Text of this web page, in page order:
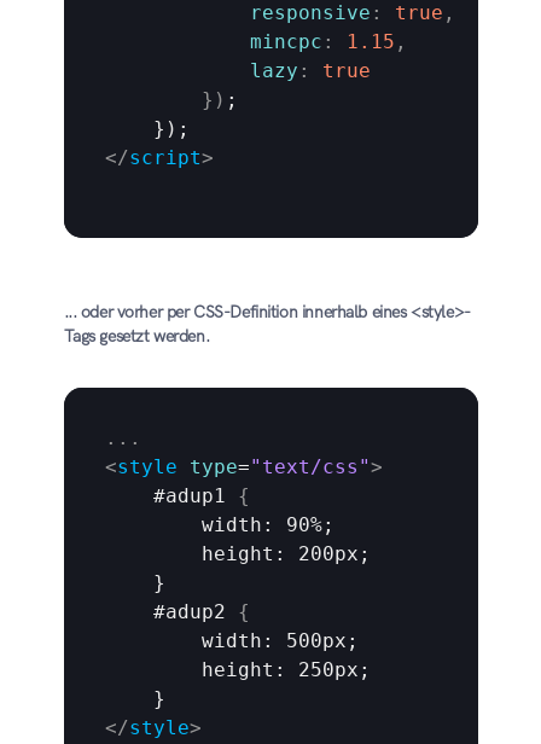
responsive : true ,
mincpc : 1.15 ,
lazy :
true
} ) ;
</script>
... oder vorher per CSS-Definition innerhalb eines <style>-
Tags gesetzt werden.
...
<style type="text/css">
    #adup1
{
width : 90%;
        height: 200px;
    }
    #adup2
{
width : 500px;
        height: 250px;
</style>